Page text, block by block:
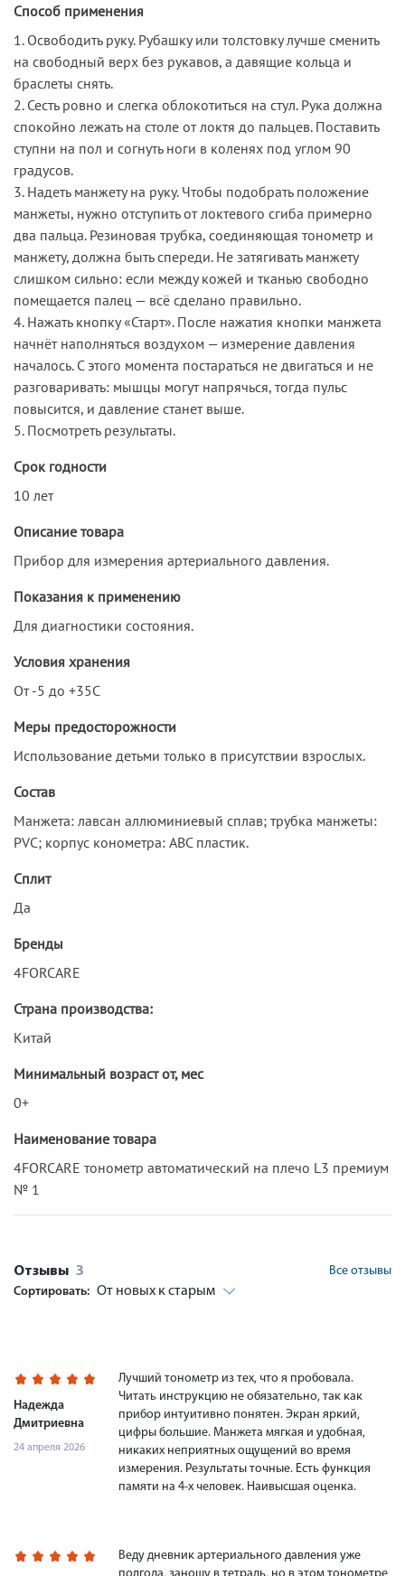
Способ применения
1. Освободить руку. Рубашку или толстовку лучше сменить
на свободный верх без рукавов, а давящие кольца и
браслеты снять.
2. Сесть ровно и слегка облокотиться на стул. Рука должна
спокойно лежать на столе от локтя до пальцев. Поставить
ступни на пол и согнуть ноги в коленях под углом 90
градусов.
3. Надеть манжету на руку. Чтобы подобрать положение
манжеты, нужно отступить от локтевого сгиба примерно
два пальца. Резиновая трубка, соединяющая тонометр и
манжету, должна быть спереди. Не затягивать манжету
слишком сильно: если между кожей и тканью свободно
помещается палец — всё сделано правильно.
4. Нажать кнопку «Старт». После нажатия кнопки манжета
начнёт наполняться воздухом — измерение давления
началось. С этого момента постараться не двигаться и не
разговаривать: мышцы могут напрячься, тогда пульс
повысится, и давление станет выше.
5. Посмотреть результаты.
Срок годности
10 лет
Описание товара
Прибор для измерения артериального давления.
Показания к применению
Для диагностики состояния.
Условия хранения
От -5 до +35С
Меры предосторожности
Использование детьми только в присутствии взрослых.
Состав
Манжета: лавсан аллюминиевый сплав; трубка манжеты:
PVC; корпус конометра: ABC пластик.
Сплит
Да
Бренды
4FORCARE
Страна производства:
Китай
Минимальный возраст от, мес
0+
Наименование товара
4FORCARE тонометр автоматический на плечо L3 премиум
№ 1
Отзывы 3
Все отзывы
Сортировать: От новых к старым
Надежда
Дмитриевна
24 апреля 2026
Лучший тонометр из тех, что я пробовала.
Читать инструкцию не обязательно, так как
прибор интуитивно понятен. Экран яркий,
цифры большие. Манжета мягкая и удобная,
никаких неприятных ощущений во время
измерения. Результаты точные. Есть функция
памяти на 4-х человек. Наивысшая оценка.
Веду дневник артериального давления уже